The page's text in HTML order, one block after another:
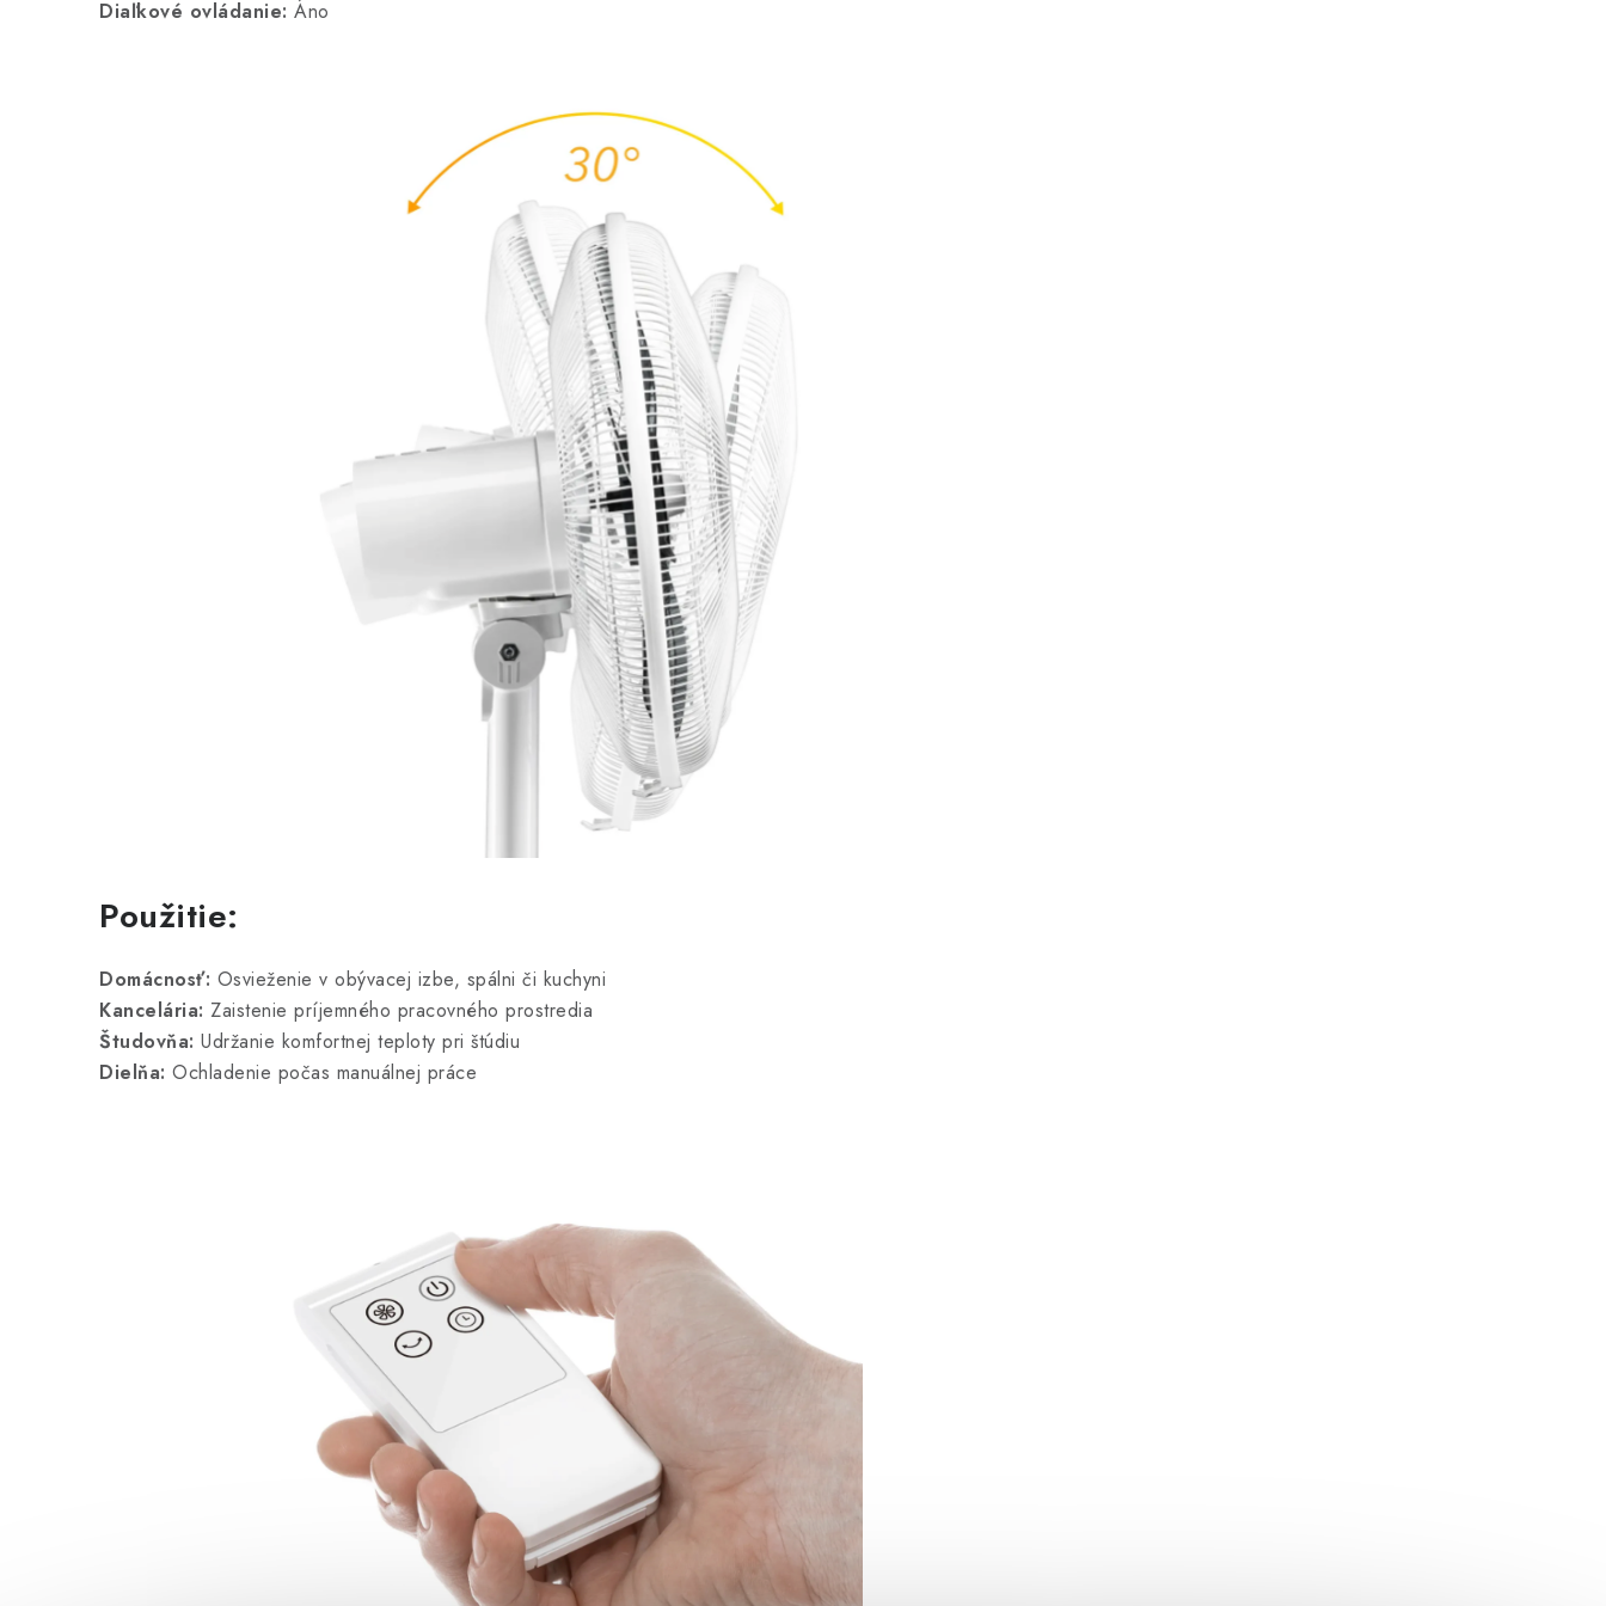
Diaľkové ovládanie: Áno
Použitie:
Domácnosť: Osvieženie v obývacej izbe, spálni či kuchyni
Kancelária: Zaistenie príjemného pracovného prostredia
Študovňa: Udržanie komfortnej teploty pri štúdiu
Dielňa: Ochladenie počas manuálnej práce